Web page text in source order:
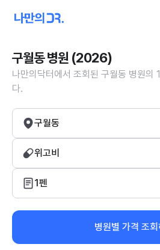
구월동 병원 (2026)
나만의닥터에서 조회된 구월동 병원의
다.
구월동
위고비
1펜
병원별 가격 조회